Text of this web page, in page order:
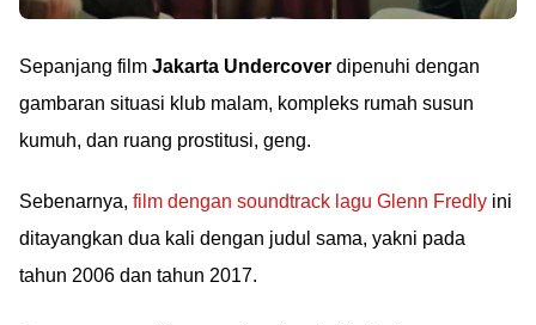
Sepanjang film Jakarta Undercover dipenuhi dengan
gambaran situasi klub malam, kompleks rumah susun
kumuh, dan ruang prostitusi, geng.
Sebenarnya, film dengan soundtrack lagu Glenn Fredly ini
ditayangkan dua kali dengan judul sama, yakni pada
tahun 2006 dan tahun 2017.